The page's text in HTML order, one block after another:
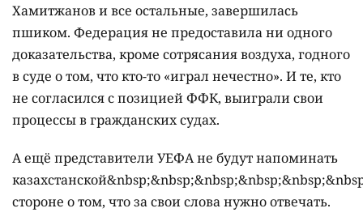
Хамитжанов и все остальные, завершилась
пшиком. Федерация не предоставила ни одного
доказательства, кроме сотрясания воздуха, годного
в суде о том, что кто-то «играл нечестно». И те, кто
не согласился с позицией ФФК, выиграли свои
процессы в гражданских судах.
А ещё представители УЕФА не будут напоминать
стороне о том, что за свои слова нужно отвечать.